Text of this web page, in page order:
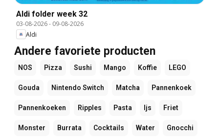
Aldi folder week 32
03-08-2026- 09-08-2026
Aldi
Andere favoriete producten
NOS Pizza Sushi Mango Koffie LEGO
Gouda Nintendo Switch Matcha Pannenkoek
Pannenkoeken Ripples Pasta Ijs Friet
Monster Burrata Cocktails Water Gnocchi